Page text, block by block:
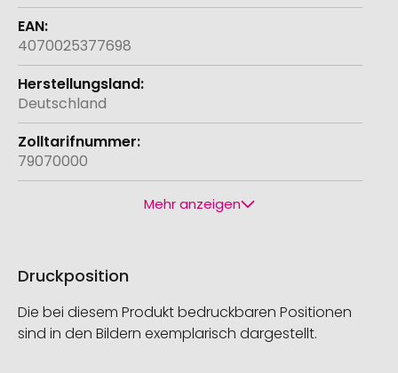
4070025377698
Deutschland
79070000
Mehr anzeigen
Druckposition
Die bei diesem Produkt bedruckbaren Positionen
sind in den Bildern exemplarisch dargestellt.